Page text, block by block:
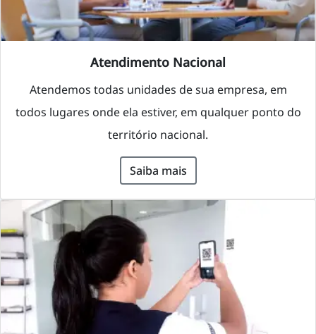
Atendimento Nacional
Atendemos todas unidades de sua empresa, em
todos lugares onde ela estiver, em qualquer ponto do
território nacional.
Saiba mais